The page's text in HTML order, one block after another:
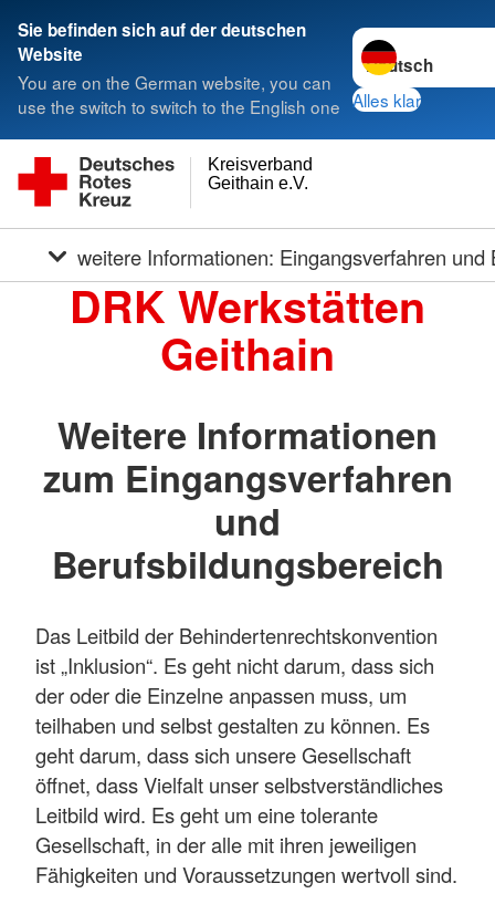
Sie befinden sich auf der deutschen
Website
You are on the German website, you can
use the switch to switch to the English one
Sprache
Alles klar
Geithain e.V.
Kreisverband
weitere Informationen: Eingangsverfahren und
DRK Werkstätten
Geithain
Weitere Informationen
zum Eingangsverfahren
und
Berufsbildungsbereich
Das Leitbild der Behindertenrechtskonvention
ist „Inklusion“. Es geht nicht darum, dass sich
der oder die Einzelne anpassen muss, um
teilhaben und selbst gestalten zu können. Es
geht darum, dass sich unsere Gesellschaft
öffnet, dass Vielfalt unser selbstverständliches
Leitbild wird. Es geht um eine tolerante
Gesellschaft, in der alle mit ihren jeweiligen
Fähigkeiten und Voraussetzungen wertvoll sind.